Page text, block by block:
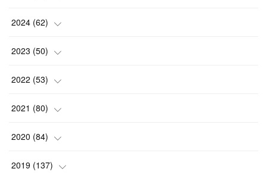
(2)
(3)
(3)
)
(3)
(4)
(4)
(4)
)
2024 (62)
(6)
(5)
(6)
( 6)
2023 (50)
(7)
(5)
(5)
( 2)
2022 (53)
(4)
(5)
(4)
2021 (80)
(7)
(5)
2020 (84)
(9)
2019 (137)